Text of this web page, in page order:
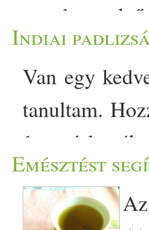
azonban
érdemes
,,meleg.
összetevői
belülről
aromák: Ha
a
Indiai
Van egy
tanultam.
1
Emésztést